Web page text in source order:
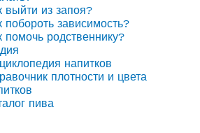
выйти из запоя?
побороть зависимость?
помочь родственнику?
напитков
плотности и цвета
пива